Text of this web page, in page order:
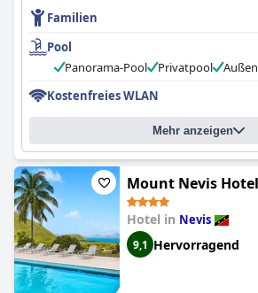
Familien
Pool
Panorama-Pool
Privatpool
Kostenfreies WLAN
Mehr anzeigen
Mount Nevis Hotel
Hotel in Nevis
9,1 Hervorragend